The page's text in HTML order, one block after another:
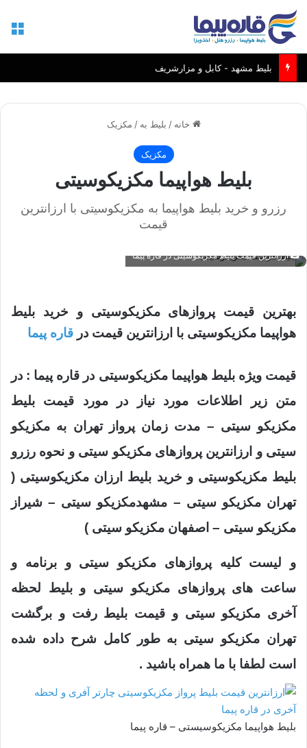
بلیط مشهد - کابل و مزارشریف
خانه / بلیط به / مکزیک
مکزیک
بلیط هواپیما مکزیکوسیتی
رزرو و خرید بلیط هواپیما به مکزیکوسیتی با ارزانترین
قیمت
ارزانترین قیمت بلیط مکزیکوسیتی در قاره پیما
بهترین قیمت پروازهای مکزیکوسیتی و خرید بلیط
هواپیما مکزیکوسیتی با ارزانترین قیمت در قاره پیما
قیمت ویژه بلیط هواپیما مکزیکوسیتی در قاره پیما : در
متن زیر اطلاعات مورد نیاز در مورد قیمت بلیط
مکزیکو سیتی – مدت زمان پرواز تهران به مکزیکو
سیتی و ارزانترین پروازهای مکزیکو سیتی و نحوه رزرو
بلیط مکزیکوسیتی و خرید بلیط ارزان مکزیکوسیتی (
تهران مکزیکو سیتی – مشهدمکزیکو سیتی – شیراز
مکزیکو سیتی – اصفهان مکزیکو سیتی )
و لیست کلیه پروازهای مکزیکو سیتی و برنامه و
ساعت های پروازهای مکزیکو سیتی و بلیط لحظه
آخری مکزیکو سیتی و قیمت بلیط رفت و برگشت
تهران مکزیکو سیتی به طور کامل شرح داده شده
است لطفا با ما همراه باشید .
بلیط هواپیما مکزیکوسیستی – قاره پیما